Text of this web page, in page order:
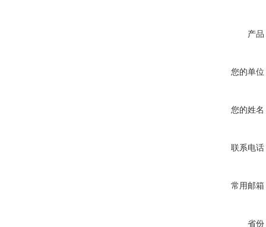
产品
您的单位
您的姓名
联系电话
常用邮箱
省份